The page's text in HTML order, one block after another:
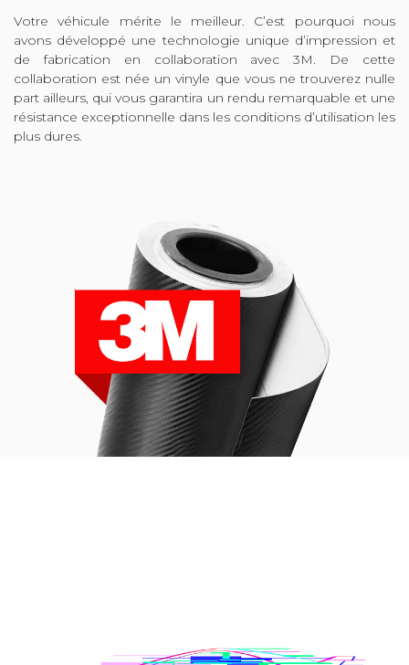
Votre véhicule mérite le meilleur. C’est pourquoi nous
avons développé une technologie unique d’impression et
de fabrication en collaboration avec 3M. De cette
collaboration est née un vinyle que vous ne trouverez nulle
part ailleurs, qui vous garantira un rendu remarquable et une
résistance exceptionnelle dans les conditions d’utilisation les
plus dures.